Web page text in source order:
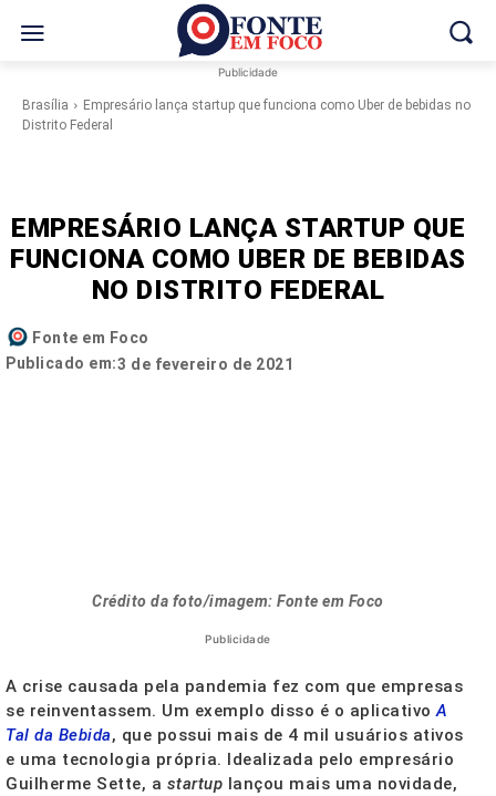
Publicidade
Brasília
Empresário lança startup que funciona como Uber de bebidas no
Distrito Federal
EMPRESÁRIO LANÇA STARTUP QUE
FUNCIONA COMO UBER DE BEBIDAS
NO DISTRITO FEDERAL
Fonte em Foco
Publicado em:3 de fevereiro de 2021
Crédito da foto/imagem: Fonte em Foco
Publicidade
A crise causada pela pandemia fez com que empresas
se reinventassem. Um exemplo disso é o aplicativoA
Tal da Bebida, que possui mais de 4 mil usuários ativos
e uma tecnologia própria. Idealizada pelo empresário
Guilherme Sette, a startup lançou mais uma novidade,